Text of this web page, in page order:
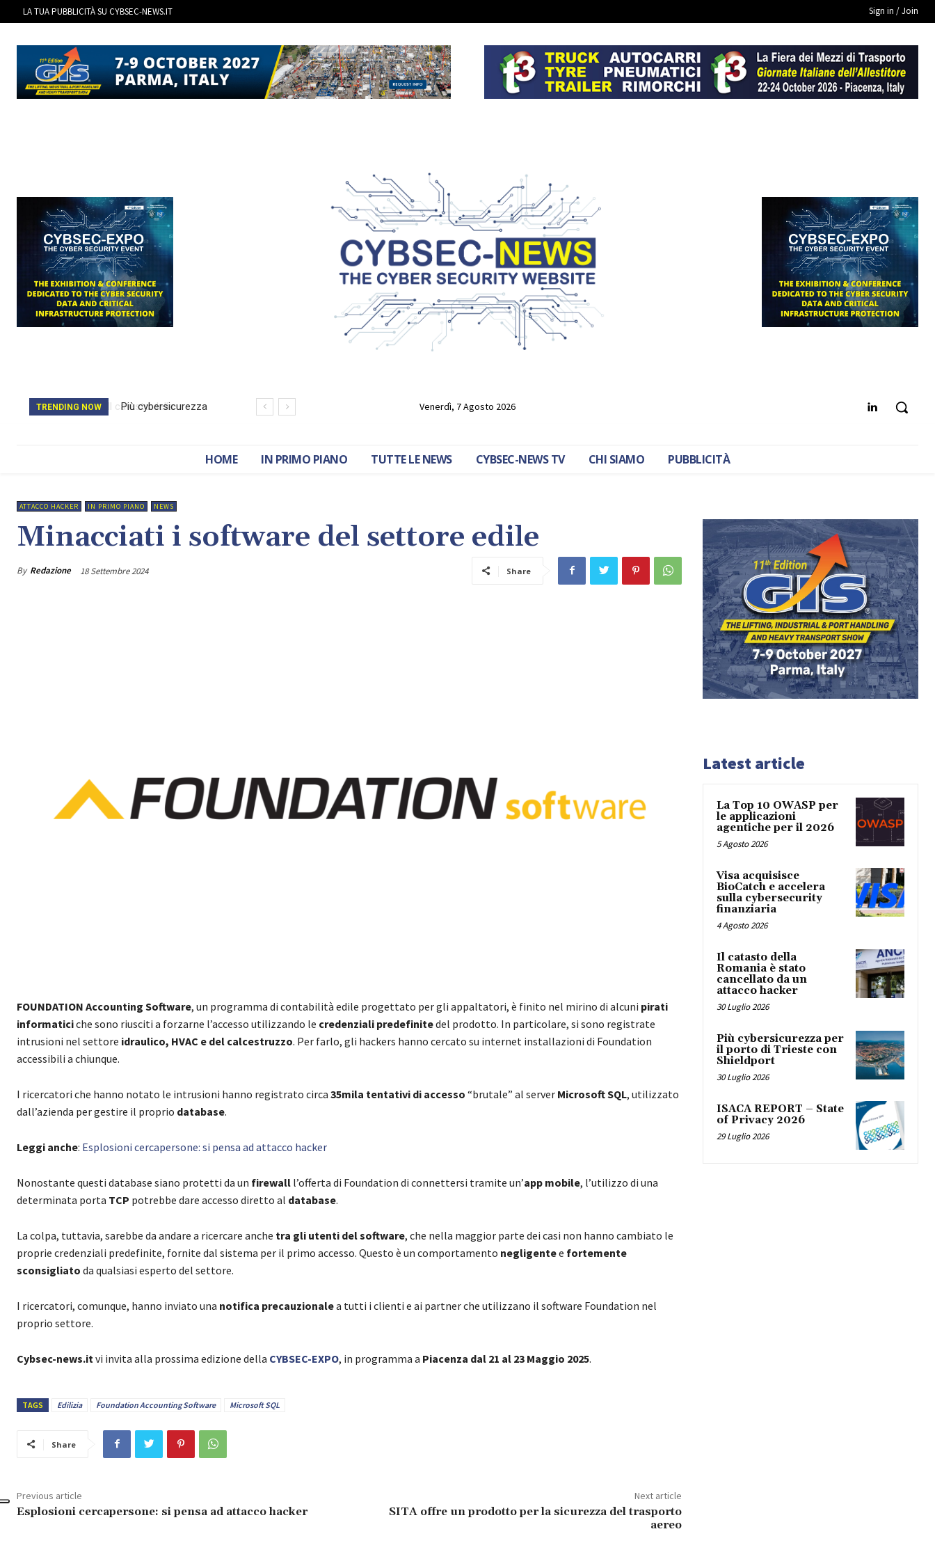
LA TUA PUBBLICITÀ SU CYBSEC-NEWS.IT Sign in / Join
TRENDING NOW
Più cybersicurezza
Venerdì, 7 Agosto 2026
HOME IN PRIMO PIANO TUTTE LE NEWS CYBSEC-NEWS TV CHI SIAMO PUBBLICITÀ
ATTACCO HACKER IN PRIMO PIANO NEWS
Minacciati i software del settore edile
By Redazione 18 Settembre 2024 Share
FOUNDATION Accounting Software, un programma di contabilità edile progettato per gli appaltatori, è finito nel mirino di alcuni pirati
informaticiche sono riusciti a forzarne l’accesso utilizzando le credenziali predefinitedel prodotto. In particolare, si sono registrate
intrusioni nel settore idraulico, HVAC e del calcestruzzo. Per farlo, gli hackers hanno cercato su internet installazioni di Foundation
accessibili a chiunque.
I ricercatori che hanno notato le intrusioni hanno registrato circa 35mila tentativi di accesso “brutale” al server Microsoft SQL, utilizzato
dall’azienda per gestire il proprio database.
Leggi anche: Esplosioni cercapersone: si pensa ad attacco hacker
Nonostante questi database siano protetti da un firewall l’offerta di Foundation di connettersi tramite un’app mobile, l’utilizzo di una
determinata porta TCP potrebbe dare accesso diretto al database.
La colpa, tuttavia, sarebbe da andare a ricercare anche tra gli utenti del software, che nella maggior parte dei casi non hanno cambiato le
proprie credenziali predefinite, fornite dal sistema per il primo accesso. Questo è un comportamento negligentee fortemente
sconsigliato da qualsiasi esperto del settore.
I ricercatori, comunque, hanno inviato una notifica precauzionalea tutti i clienti e ai partner che utilizzano il software Foundation nel
proprio settore.
Cybsec-news.it vi invita alla prossima edizione della CYBSEC-EXPO, in programma a Piacenza dal 21 al 23 Maggio 2025.
TAGS Edilizia Foundation Accounting Software Microsoft SQL
Share
Previous article
Esplosioni cercapersone: si pensa ad attacco hacker
Next article
SITA offre un prodotto per la sicurezza del trasporto
aereo
Latest article
La Top 10 OWASP per
le applicazioni
agentiche per il 2026
5 Agosto 2026
Visa acquisisce
BioCatch e accelera
sulla cybersecurity
finanziaria
4 Agosto 2026
Il catasto della
Romania è stato
cancellato da un
attacco hacker
30 Luglio 2026
Più cybersicurezza per
il porto di Trieste con
Shieldport
30 Luglio 2026
ISACA REPORT – State
of Privacy 2026
29 Luglio 2026